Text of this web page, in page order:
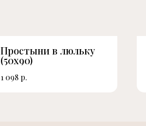
Простыни в люльку
(50х90)
1 098 р.